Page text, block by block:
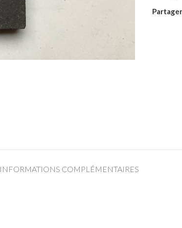
INFORMATIONS COMPLÉMENTAIRES